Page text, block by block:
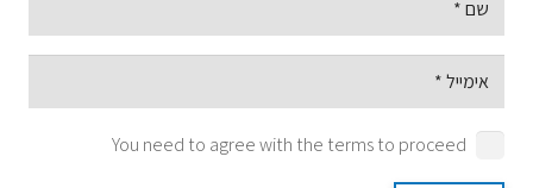
You need to agree with the terms to proceed